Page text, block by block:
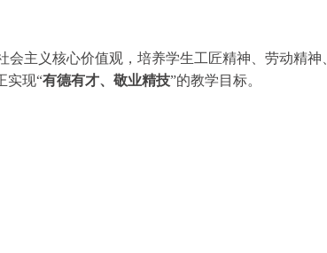
主义核心价值观，培养学生工匠精神、劳动精神
实现“有德有才、敬业精技”的教学目标。